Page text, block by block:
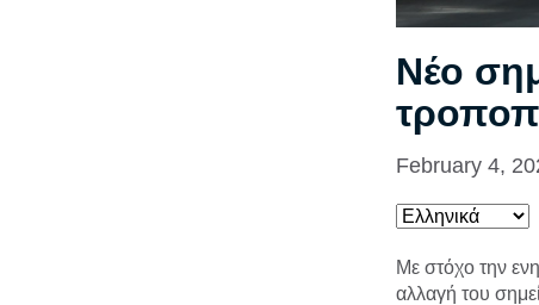
Νέο
February 4,
Με στόχο την
αλλαγή του